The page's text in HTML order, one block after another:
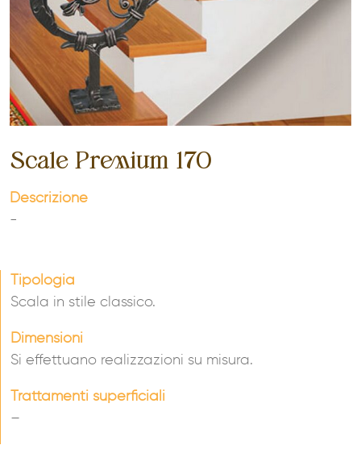
Scale Premium 170
Descrizione
-
Tipologia
Scala in stile classico.
Dimensioni
Si effettuano realizzazioni su misura.
Trattamenti superficiali
–